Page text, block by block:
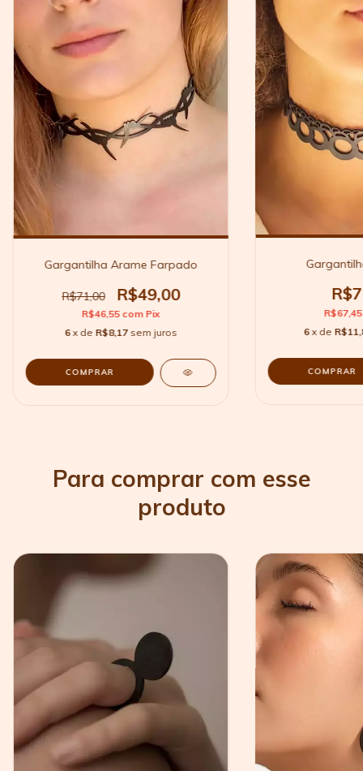
Gargantilha Arame Farpado
R$71,00 R$49,00
R$46,55 com Pix
6 x de R$8,17 sem juros
6 x de
Para comprar com esse
produto